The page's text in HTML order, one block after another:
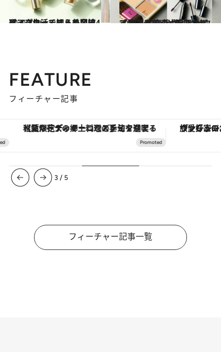
2021.7.16
マスク生活で知らぬ間にくっきり…… ほうれい線にアプローチする美容液4選
ビューティ＆ヘルス 2021.9.21
「見違えた」と感じさせる！ メイクの力を思い知る12品を 齋藤 薫がピックアップ
ビューティ＆ヘルス
FEATURE
フィーチャー記事
ヴァシュロン・コンスタンタン「オーヴァーシーズ・オートマティック」。旅愛好家のお気に入りコレクションから、ジェンダーレスな新作が登場 【銀座で出合う最旬美容】美髪ケアや上
4 /5
フィーチャー記事一覧